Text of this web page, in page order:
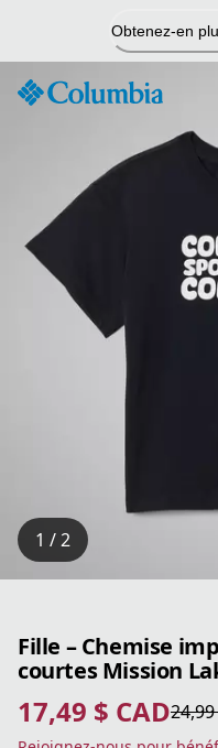
contenu
Obtenez-en
1 / 2
Fille – Chemise
courtes Mission
17,49 $ CAD
prix actuel 17,49 $ CAD
prix original 24,99 $ CAD
Enregistrer 30 %